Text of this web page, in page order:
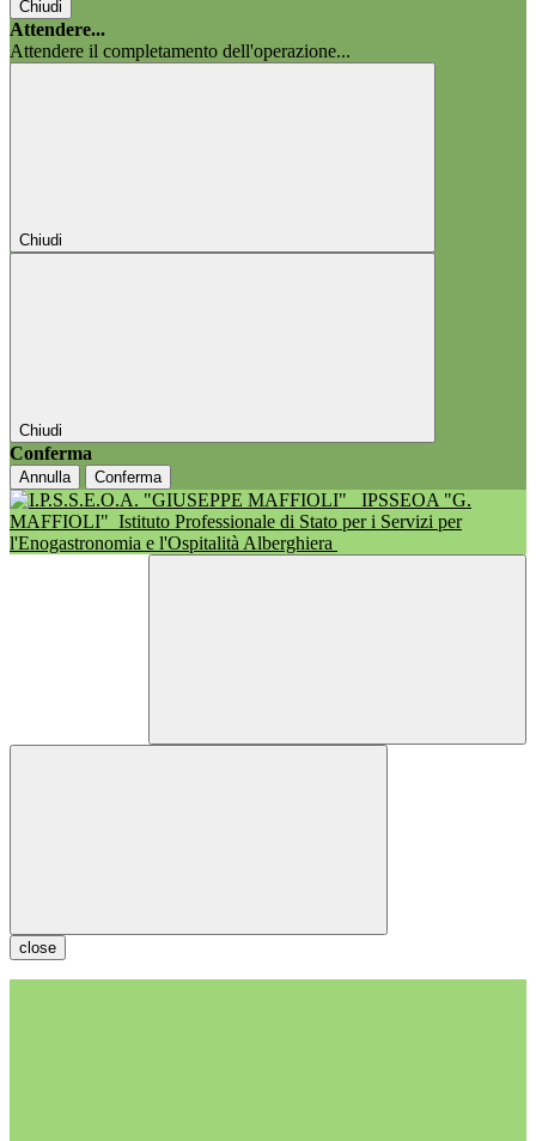
Chiudi
Attendere...
Attendere il completamento dell'operazione...
Chiudi
Chiudi
Conferma
Annulla Conferma
IPSSEOA "G.
MAFFIOLI" Istituto Professionale di Stato per i Servizi per
l'Enogastronomia e l'Ospitalità Alberghiera
close